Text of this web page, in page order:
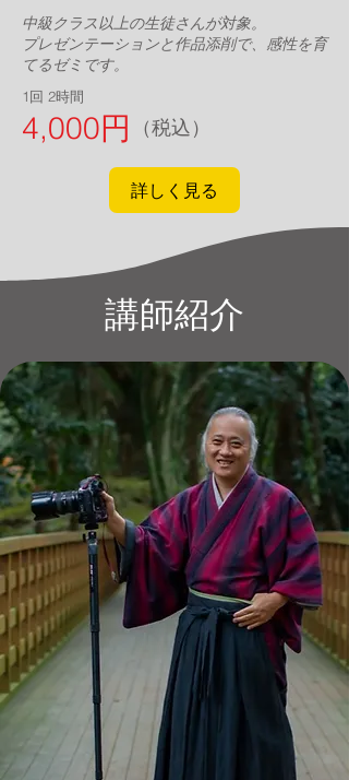
中級クラス以上の生徒さんが対象。
プレゼンテーションと作品添削で、感性を育
てるゼミです。
1回 2時間
4,000円 （税込）
詳しく見る
​講師紹介